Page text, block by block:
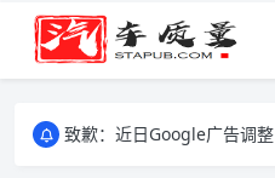
致歉：近日Google广告调整，导致部分广告遮挡页面，严重
致歉：近日Google广告调整，导致部分广告遮挡页面，严重